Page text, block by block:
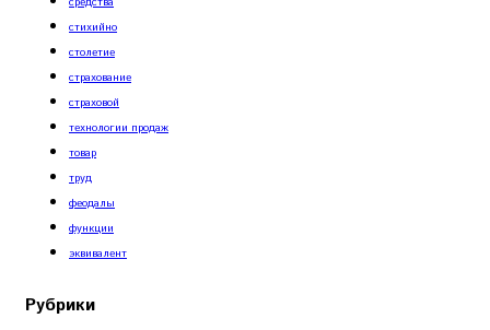
стихийно
столетие
страхование
страховой
технологии продаж
товар
труд
феодалы
функции
эквивалент
Рубрики